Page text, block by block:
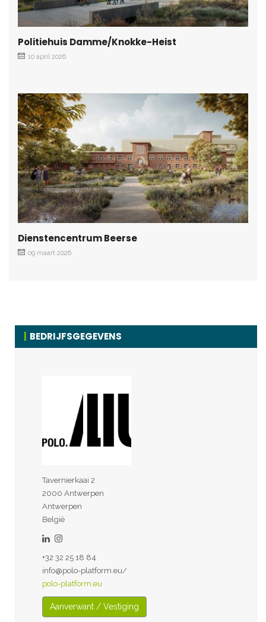
Politiehuis Damme/Knokke-Heist
10 april 2026
Dienstencentrum Beerse
09 maart 2026
BEDRIJFSGEGEVENS
Tavernierkaai 2
2000 Antwerpen
Antwerpen
België
+32 32 25 18 84
info@polo-platform.eu/
polo-platform.eu
Aanverwant / Vestiging